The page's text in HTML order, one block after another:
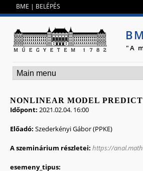
BME | BELÉPÉS
"A
NONLINEAR MODEL
Időpont: 2021.02.04. 16:00
Előadó: Szederkényi Gábor (PPKE)
A szeminárium részletei: https://
esemeny_tipus: